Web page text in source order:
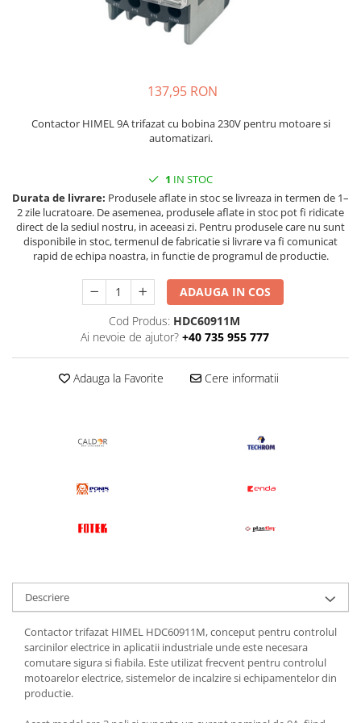
Rezistente electrice banda mica
Incalzitor ceramic infrarosu
Rezistente electrice tubulara
137,95 RON
Contactor HIMEL 9A trifazat cu bobina 230V pentru motoare si
automatizari.
1 IN STOC
Durata de livrare: Produsele aflate in stoc se livreaza in termen de 1–
2 zile lucratoare. De asemenea, produsele aflate in stoc pot fi ridicate
direct de la sediul nostru, in aceeasi zi. Pentru produsele care nu sunt
disponibile in stoc, termenul de fabricatie si livrare va fi comunicat
rapid de echipa noastra, in functie de programul de productie.
ADAUGA IN COS
Cod Produs: HDC60911M
Ai nevoie de ajutor? +40 735 955 777
Adauga la Favorite Cere informatii
Descriere
Contactor trifazat HIMEL HDC60911M, conceput pentru controlul
sarcinilor electrice in aplicatii industriale unde este necesara
comutare sigura si fiabila. Este utilizat frecvent pentru controlul
motoarelor electrice, sistemelor de incalzire si echipamentelor din
productie.